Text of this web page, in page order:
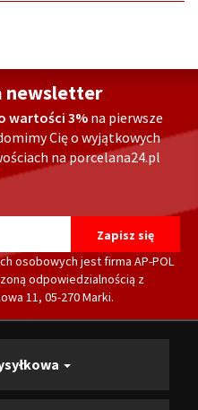
newsletter
wartości 3% na pierwsze
Cię o wyjątkowych
na porcelana24.pl
osobowych jest firma AP-POL
odpowiedzialnością z
11, 05-270 Marki.